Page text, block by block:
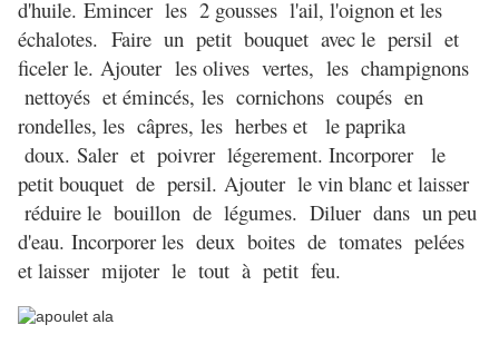
d'huile. Emincer les 2 gousses l'ail, l'oignon et les
échalotes. Faire un petit bouquet avec le persil et
ficeler le. Ajouter les olives vertes, les champignons
nettoyés et émincés, les cornichons coupés en
rondelles, les câpres, les herbes et le paprika
doux. Saler et poivrer légerement. Incorporer le
petit bouquet de persil. Ajouter le vin blanc et laisser
réduire le bouillon de légumes. Diluer dans un peu
d'eau. Incorporer les deux boites de tomates pelées
et laisser mijoter le tout à petit feu.